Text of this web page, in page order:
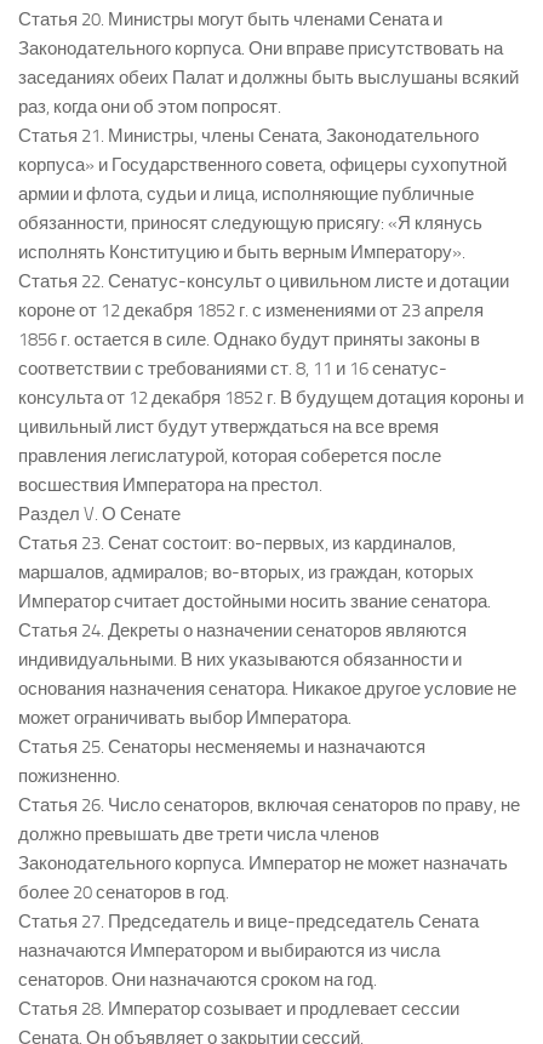
Статья 20. Министры могут быть членами Сената и
Законодательного корпуса. Они вправе присутствовать на
заседаниях обеих Палат и должны быть выслушаны всякий
раз, когда они об этом попросят.
Статья 21. Министры, члены Сената, Законодательного
корпуса» и Государственного совета, офицеры сухопутной
армии и флота, судьи и лица, исполняющие публичные
обязанности, приносят следующую присягу: «Я клянусь
исполнять Конституцию и быть верным Императору».
Статья 22. Сенатус-консульт о цивильном листе и дотации
короне от 12 декабря 1852 г. с изменениями от 23 апреля
1856 г. остается в силе. Однако будут приняты законы в
соответствии с требованиями ст. 8, 11 и 16 сенатус-
консульта от 12 декабря 1852 г. В будущем дотация короны и
цивильный лист будут утверждаться на все время
правления легислатурой, которая соберется после
восшествия Императора на престол.
Раздел V. О Сенате
Статья 23. Сенат состоит: во-первых, из кардиналов,
маршалов, адмиралов; во-вторых, из граждан, которых
Император считает достойными носить звание сенатора.
Статья 24. Декреты о назначении сенаторов являются
индивидуальными. В них указываются обязанности и
основания назначения сенатора. Никакое другое условие не
может ограничивать выбор Императора.
Статья 25. Сенаторы несменяемы и назначаются
пожизненно.
Статья 26. Число сенаторов, включая сенаторов по праву, не
должно превышать две трети числа членов
Законодательного корпуса. Император не может назначать
более 20 сенаторов в год.
Статья 27. Председатель и вице-председатель Сената
назначаются Императором и выбираются из числа
сенаторов. Они назначаются сроком на год.
Статья 28. Император созывает и продлевает сессии
Сената. Он объявляет о закрытии сессий.